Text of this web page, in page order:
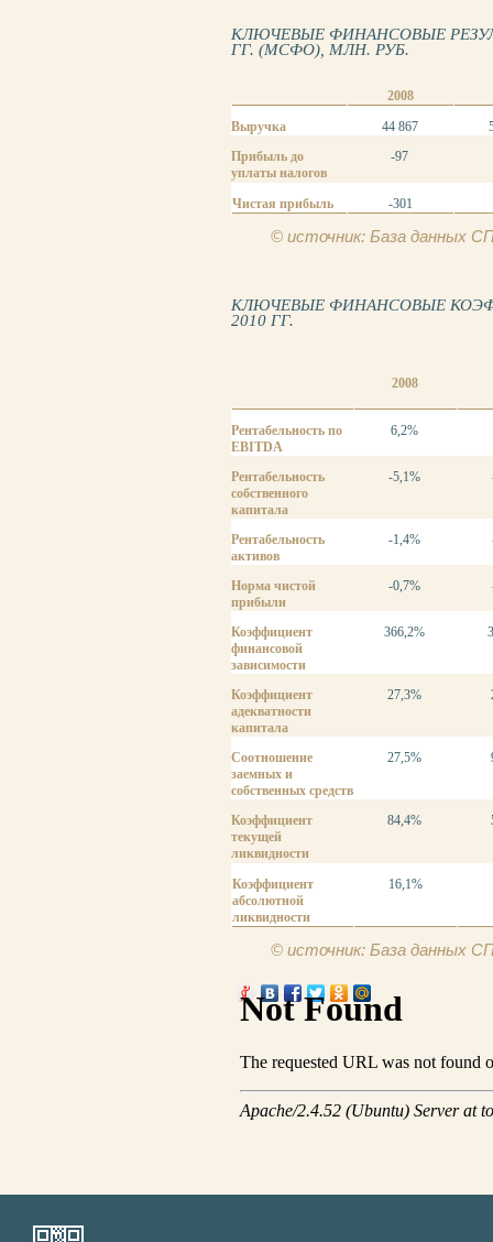
КЛЮЧЕВЫЕ ФИНАНСОВЫЕ
ГГ. (МСФО), МЛН. РУБ.
2008
Выручка
44 867
Прибыль до
уплаты налогов
-97
Чистая прибыль -301
© источник: База данных
КЛЮЧЕВЫЕ ФИНАНСОВЫЕ
2010 ГГ.
2008
Рентабельность по
EBITDA
6,2%
Рентабельность
собственного
капитала
-5,1%
Рентабельность
активов
-1,4%
Норма чистой
прибыли
-0,7%
Коэффициент
финансовой
зависимости
366,2%
Коэффициент
адекватности
капитала
27,3%
Соотношение
заемных и
собственных средств
27,5%
Коэффициент
текущей
ликвидности
84,4%
Коэффициент
абсолютной
ликвидности
16,1%
© источник: База данных